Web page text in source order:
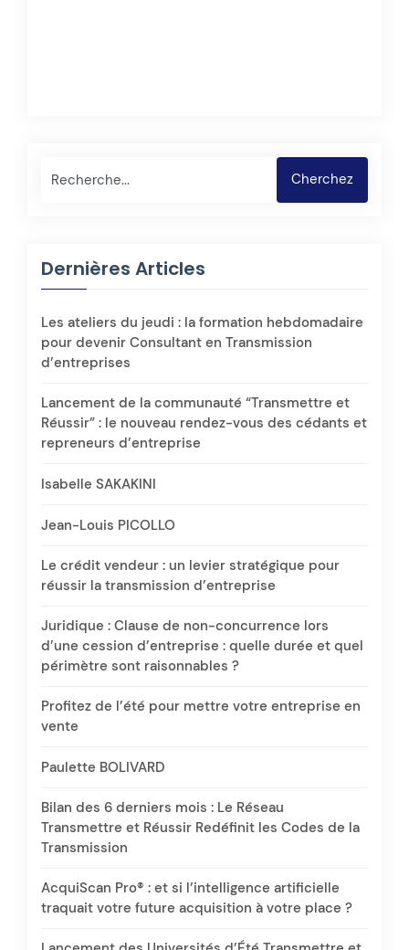
Rechercher Cherchez
Dernières Articles
Les ateliers du jeudi : la formation hebdomadaire
pour devenir Consultant en Transmission
d’entreprises
Lancement de la communauté “Transmettre et
Réussir” : le nouveau rendez-vous des cédants et
repreneurs d’entreprise
Isabelle SAKAKINI
Jean-Louis PICOLLO
Le crédit vendeur : un levier stratégique pour
réussir la transmission d’entreprise
Juridique : Clause de non-concurrence lors
d’une cession d’entreprise : quelle durée et quel
périmètre sont raisonnables ?
Profitez de l’été pour mettre votre entreprise en
vente
Paulette BOLIVARD
Bilan des 6 derniers mois : Le Réseau
Transmettre et Réussir Redéfinit les Codes de la
Transmission
AcquiScan Pro® : et si l’intelligence artificielle
traquait votre future acquisition à votre place ?